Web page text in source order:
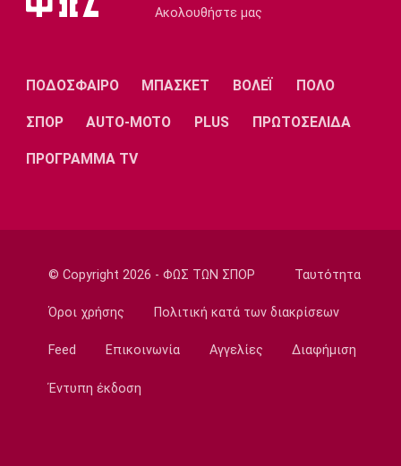
Ακολουθήστε μας
ΠΟΔΟΣΦΑΙΡΟ ΜΠΑΣΚΕΤ ΒΟΛΕΪ ΠΟΛΟ
ΣΠΟΡ AUTO-MOTO PLUS ΠΡΩΤΟΣΕΛΙΔΑ
ΠΡΟΓΡΑΜΜΑ TV
© Copyright 2026 - ΦΩΣ ΤΩΝ ΣΠΟΡ Ταυτότητα
Όροι χρήσης Πολιτική κατά των διακρίσεων
Feed Επικοινωνία Αγγελίες Διαφήμιση
Έντυπη έκδοση